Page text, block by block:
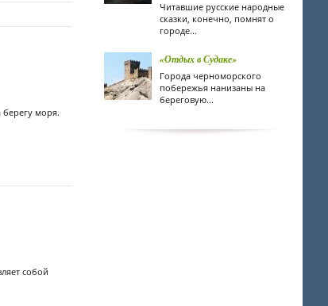
моря.
собой
Читавшие русские народные
сказки, конечно, помнят о
городе...
«Отдых в Судаке»
Города черноморского
побережья нанизаны на
береговую...